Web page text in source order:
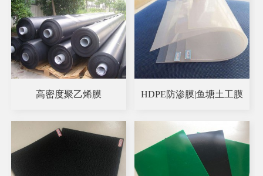
高密度聚乙烯膜 HDPE防渗膜|鱼塘土工膜